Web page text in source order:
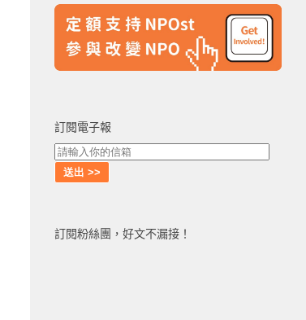
訂閱電子報
訂閱粉絲團，好文不漏接！